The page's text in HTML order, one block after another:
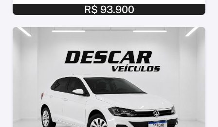
R$ 93.900